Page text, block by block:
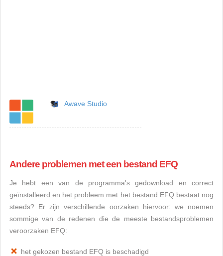
Awave Studio
Andere problemen met een bestand EFQ
Je hebt een van de programma's gedownload en correct
geïnstalleerd en het probleem met het bestand EFQ bestaat nog
steeds? Er zijn verschillende oorzaken hiervoor: we noemen
sommige van de redenen die de meeste bestandsproblemen
veroorzaken EFQ:
het gekozen bestand EFQ is beschadigd